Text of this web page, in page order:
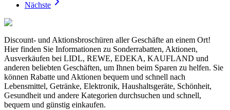
Nächste
Discount- und Aktionsbroschüren aller Geschäfte an einem Ort!
Hier finden Sie Informationen zu Sonderrabatten, Aktionen,
Ausverkäufen bei LIDL, REWE, EDEKA, KAUFLAND und
anderen beliebten Geschäften, um Ihnen beim Sparen zu helfen. Sie
können Rabatte und Aktionen bequem und schnell nach
Lebensmittel, Getränke, Elektronik, Haushaltsgeräte, Schönheit,
Gesundheit und andere Kategorien durchsuchen und schnell,
bequem und günstig einkaufen.